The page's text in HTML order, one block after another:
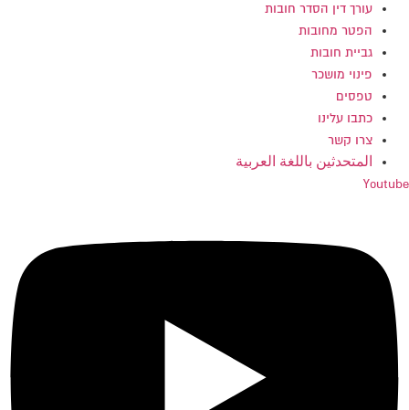
עורך דין הסדר חובות
הפטר מחובות
גביית חובות
פינוי מושכר
טפסים
כתבו עלינו
צרו קשר
المتحدثين باللغة العربية
Youtube